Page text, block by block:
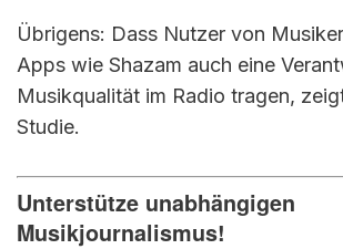
Übrigens: Dass Nutzer von
Apps wie Shazam auch eine
Musikqualität im Radio tragen,
Studie.
Unterstütze unabhängigen
Musikjournalismus!